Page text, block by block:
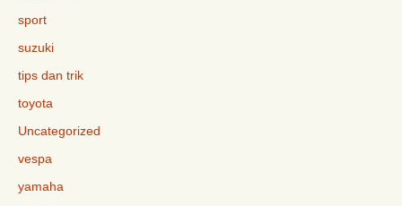
sport
suzuki
tips dan trik
toyota
Uncategorized
vespa
yamaha